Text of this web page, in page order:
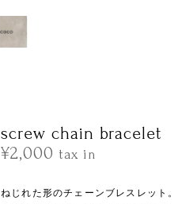
screw chain bracelet
¥2,000 tax in
ねじれた形のチェーンブレスレット。